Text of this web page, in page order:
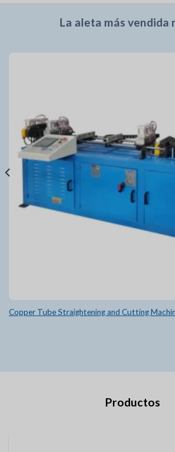
La aleta más vendida
Copper Tube Straightening and Cutting
Productos